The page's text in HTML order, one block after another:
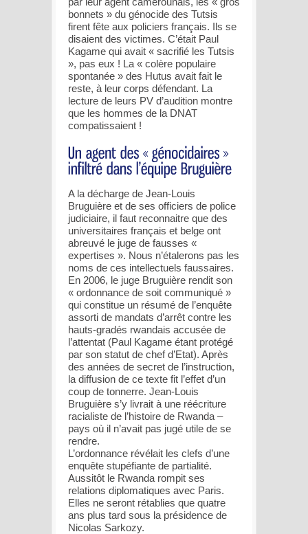
bonnets » du génocide des Tutsis
firent fête aux policiers français. Ils se
disaient des victimes. C’était Paul
Kagame qui avait « sacrifié les Tutsis
», pas eux ! La « colère populaire
spontanée » des Hutus avait fait le
reste, à leur corps défendant. La
lecture de leurs PV d’audition montre
que les hommes de la DNAT
compatissaient !
A la décharge de Jean-Louis
Bruguière et de ses officiers de police
judiciaire, il faut reconnaitre que des
universitaires français et belge ont
abreuvé le juge de fausses «
expertises ». Nous n’étalerons pas les
noms de ces intellectuels faussaires.
En 2006, le juge Bruguière rendit son
« ordonnance de soit communiqué »
qui constitue un résumé de l’enquête
assorti de mandats d’arrêt contre les
hauts-gradés rwandais accusée de
l’attentat (Paul Kagame étant protégé
par son statut de chef d’Etat). Après
des années de secret de l’instruction,
la diffusion de ce texte fit l’effet d’un
coup de tonnerre. Jean-Louis
Bruguière s’y livrait à une réécriture
racialiste de l’histoire de Rwanda –
pays où il n’avait pas jugé utile de se
rendre.
L’ordonnance révélait les clefs d’une
enquête stupéfiante de partialité.
Aussitôt le Rwanda rompit ses
relations diplomatiques avec Paris.
Elles ne seront rétablies que quatre
ans plus tard sous la présidence de
Nicolas Sarkozy.